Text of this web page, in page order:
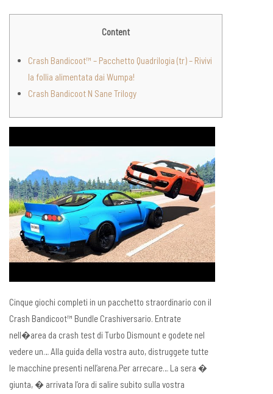
Content
Crash Bandicoot™ – Pacchetto Quadrilogia (tr) – Rivivi
la follia alimentata dai Wumpa!
Crash Bandicoot N Sane Trilogy
Cinque giochi completi in un pacchetto straordinario con il
Crash Bandicoot™ Bundle Crashiversario. Entrate
nell�area da crash test di Turbo Dismount e godete nel
vedere un… Alla guida della vostra auto, distruggete tutte
le macchine presenti nell’arena.Per arrecare… La sera �
giunta, � arrivata l’ora di salire subito sulla vostra